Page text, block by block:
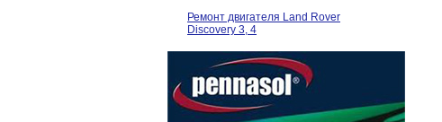
Ремонт двигателя Land Rover
Discovery 3, 4